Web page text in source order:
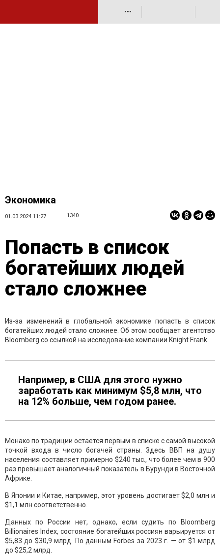
•••
Экономика
01.03.2024 11:27 1340
Попасть в список
богатейших людей
стало сложнее
Из-за изменений в глобальной экономике попасть в список
богатейших людей стало сложнее. Об этом сообщает агентство
Bloomberg со ссылкой на исследование компании Knight Frank.
Например, в США для этого нужно
заработать как минимум $5,8 млн, что
на 12% больше, чем годом ранее.
Монако по традиции остается первым в списке с самой высокой
точкой входа в число богачей страны. Здесь ВВП на душу
населения составляет примерно $240 тыс., что более чем в 900
раз превышает аналогичный показатель в Бурунди в Восточной
Африке.
В Японии и Китае, например, этот уровень достигает $2,0 млн и
$1,1 млн соответственно.
Данных по России нет, однако, если судить по Bloomberg
Billionaires Index, состояние богатейших россиян варьируется от
$5,83 до $30,9 млрд. По данным Forbes за 2023 г. — от $1 млрд
до $25,2 млрд.